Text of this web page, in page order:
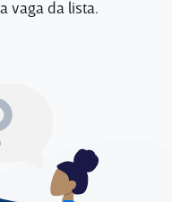
vaga da lista.